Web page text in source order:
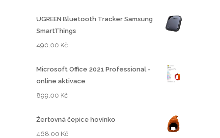
UGREEN Bluetooth Tracker Samsung
SmartThings
490.00 Kč
Microsoft Office 2021 Professional -
online aktivace
899.00 Kč
Žertovná čepice hovínko
468.00 Kč